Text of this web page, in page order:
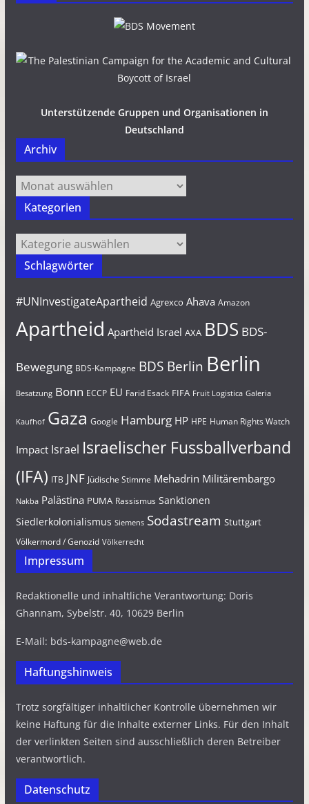
Unterstützende Gruppen und Organisationen in
Deutschland
Archiv
Archiv
Kategorien
Kategorien
Schlagwörter
#UNInvestigateApartheid Agrexco Ahava Amazon
Apartheid Apartheid Israel AXA BDS BDS-
Bewegung BDS-Kampagne BDS Berlin Berlin
Besatzung Bonn ECCP EU Farid Esack FIFA Fruit Logistica Galeria
Kaufhof Gaza Google Hamburg HP HPE Human Rights Watch
Impact Israel Israelischer Fussballverband
(IFA) ITB JNF Jüdische Stimme Mehadrin Militärembargo
Nakba Palästina PUMA Rassismus Sanktionen
Siedlerkolonialismus Siemens Sodastream Stuttgart
Völkermord / Genozid Völkerrecht
Impressum
Redaktionelle und inhaltliche Verantwortung: Doris
Ghannam, Sybelstr. 40, 10629 Berlin
E-Mail: bds-kampagne@web.de
Haftungshinweis
Trotz sorgfältiger inhaltlicher Kontrolle übernehmen wir
keine Haftung für die Inhalte externer Links. Für den Inhalt
der verlinkten Seiten sind ausschließlich deren Betreiber
verantwortlich.
Datenschutz